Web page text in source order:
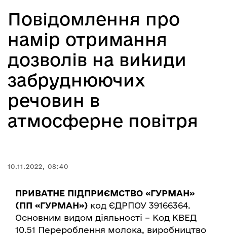
Повідомлення про
намір отримання
дозволів на викиди
забруднюючих
речовин в
атмосферне повітря
10.11.2022, 08:40
ПРИВАТНЕ ПІДПРИЄМСТВО «ГУРМАН»
(ПП «ГУРМАН») код ЄДРПОУ 39166364.
Основним видом діяльності – Код КВЕД
10.51 Перероблення молока, виробництво